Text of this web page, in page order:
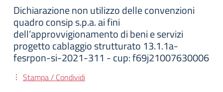
Dichiarazione non utilizzo delle convenzioni
quadro consip s.p.a. ai fini
dell’approvvigionamento di beni e servizi
progetto cablaggio strutturato 13.1.1a-
fesrpon-si-2021-311 - cup: f69j21007630006
Stampa / Condividi